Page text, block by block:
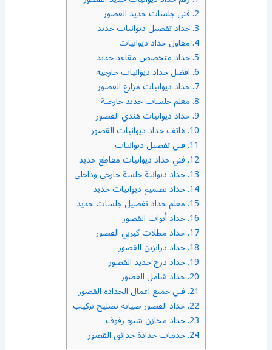
2. فني جلسات حديد القصور
3. حداد تفصيل ديوانيات حديد
4. مقاول حداد ديوانيات
5. حداد متخصص مقاعد حديد
6. افضل حداد ديوانيات خارجية
7. حداد ديوانيات مزارع القصور
8. معلم جلسات حديد خارجية
9. حداد ديوانيات هندي القصور
10. هاتف حداد ديوانيات القصور
11. فني تفصيل ديوانيات
12. فني حداد ديوانيات مقاطع حديد
13. حداد ديوانية جلسة خارجي وداخلي
14. حداد تصميم ديوانيات حديد
15. معلم حداد تفصيل جلسات حديد
16. حداد أبواب القصور
17. حداد مظلات كيربي القصور
18. حداد درابزين القصور
19. حداد درج حديد القصور
20. حداد شامل القصور
21. فني جميع اعمال الحدادة القصور
22. حداد القصور صيانة تصليح تركيب
23. حداد مخازن شبره رفوف
24. خدمات حدادة حدائق القصور